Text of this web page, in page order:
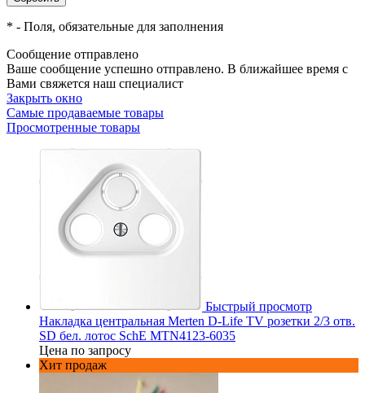
* - Поля, обязательные для заполнения
Сообщение отправлено
Ваше сообщение успешно отправлено. В ближайшее время с
Вами свяжется наш специалист
Закрыть окно
Самые продаваемые товары
Просмотренные товары
Быстрый просмотр
Накладка центральная Merten D-Life TV розетки 2/3 отв.
SD бел. лотос SchE MTN4123-6035
Цена по запросу
Хит продаж